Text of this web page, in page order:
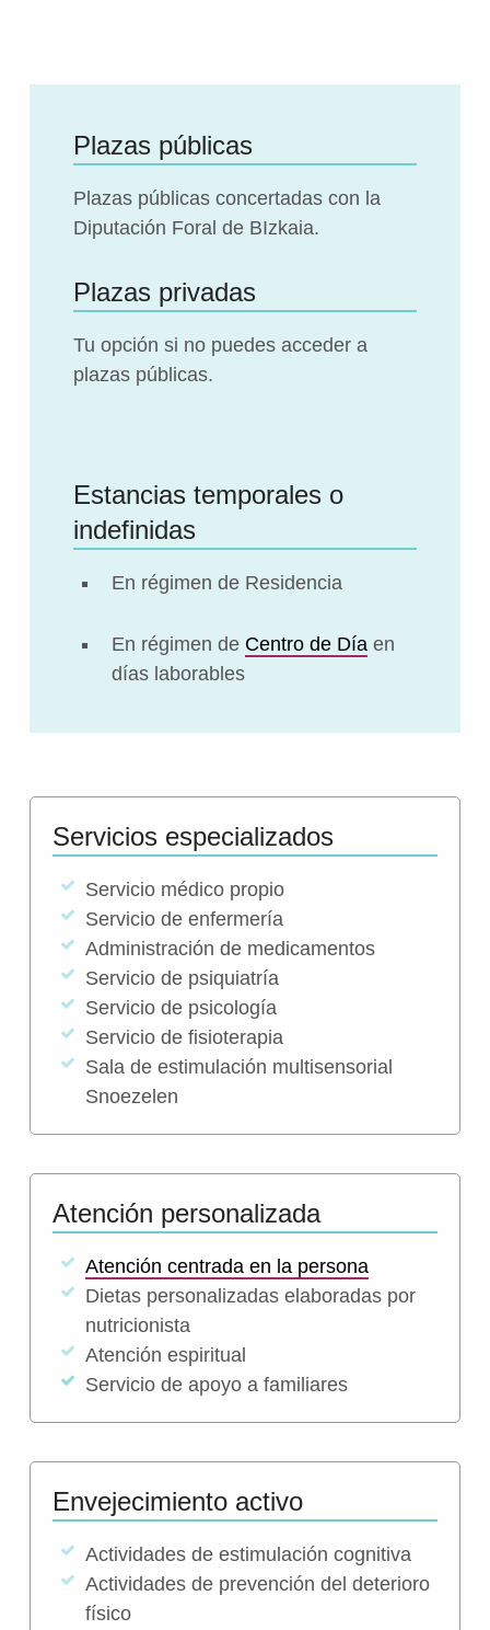
Plazas públicas
Plazas públicas concertadas con la
Diputación Foral de BIzkaia.
Plazas privadas
Tu opción si no puedes acceder a
plazas públicas.
Estancias temporales o
indefinidas
En régimen de Residencia
En régimen de Centro de Díaen
días laborables
Servicios especializados
Servicio médico propio
Servicio de enfermería
Administración de medicamentos
Servicio de psiquiatría
Servicio de psicología
Servicio de fisioterapia
Sala de estimulación multisensorial
Snoezelen
Atención personalizada
Atención centrada en la persona
Dietas personalizadas elaboradas por
nutricionista
Atención espiritual
Servicio de apoyo a familiares
Envejecimiento activo
Actividades de estimulación cognitiva
Actividades de prevención del deterioro
físico